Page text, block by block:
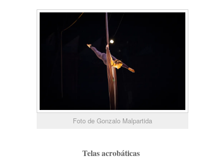
Foto de Gonzalo Malpartida
Telas acrobáticas